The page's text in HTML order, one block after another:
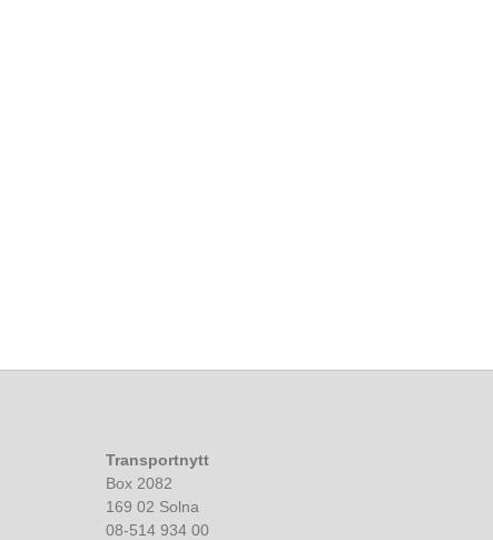
Transportnytt
Box 2082
169 02 Solna
08-514 934 00